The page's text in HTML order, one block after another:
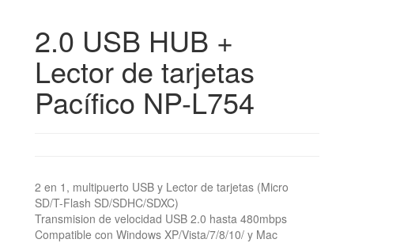
2.0 USB HUB +
Lector de tarjetas
Pacífico NP-L754
2 en 1, multipuerto USB y Lector de tarjetas (Micro
SD/T-Flash SD/SDHC/SDXC)
Transmision de velocidad USB 2.0 hasta 480mbps
Compatible con Windows XP/Vista/7/8/10/ y Mac